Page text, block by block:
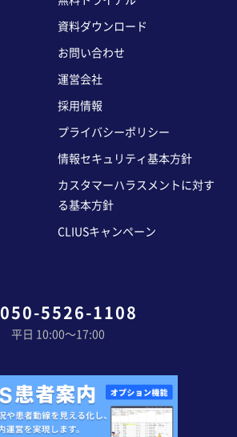
050-5526-1108
平日 10:00〜17:00
資料ダウンロード
お問い合わせ
運営会社
採用情報
プライバシーポリシー
情報セキュリティ基本方針
カスタマーハラスメントに対す
る基本方針
CLIUSキャンペーン